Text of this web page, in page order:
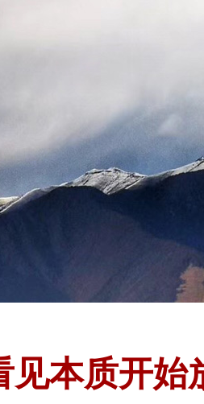
见本质开始